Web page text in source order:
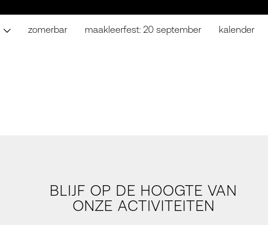
zomerbar maakleerfest: 20 september kalender
BLIJF OP DE HOOGTE VAN
ONZE ACTIVITEITEN